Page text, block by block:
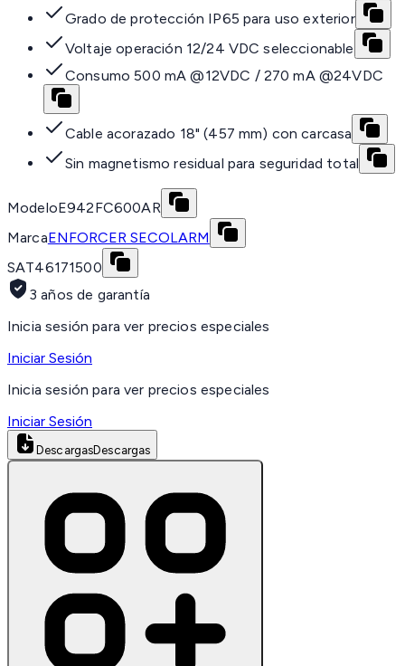
Grado de protección IP65 para uso exterior
Voltaje operación 12/24 VDC seleccionable
Consumo 500 mA @12VDC / 270 mA @24VDC
Cable acorazado 18" (457 mm) con carcasa
Sin magnetismo residual para seguridad total
ModeloE942FC600AR
MarcaENFORCER SECOLARM
SAT46171500
3 años de garantía
Inicia sesión para ver precios especiales
Iniciar Sesión
Inicia sesión para ver precios especiales
Iniciar Sesión
DescargasDescargas